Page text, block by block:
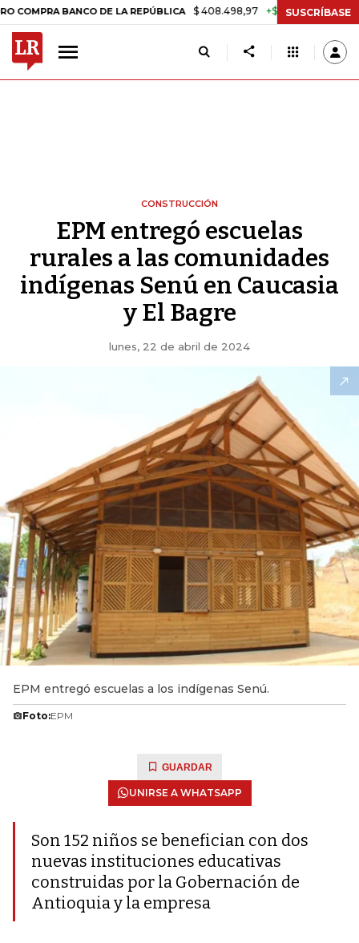
BANCO DE LA REPÚBLICA $ 408.498,97 +$ 8.753,81 +2,19%
SUSCRÍBASE
CONSTRUCCIÓN
EPM entregó escuelas
rurales a las comunidades
indígenas Senú en Caucasia
y El Bagre
lunes, 22 de abril de 2024
EPM entregó escuelas a los indígenas Senú.
Foto:EPM
GUARDAR
UNIRSE A WHATSAPP
Son 152 niños se benefician con dos
nuevas instituciones educativas
construidas por la Gobernación de
Antioquia y la empresa